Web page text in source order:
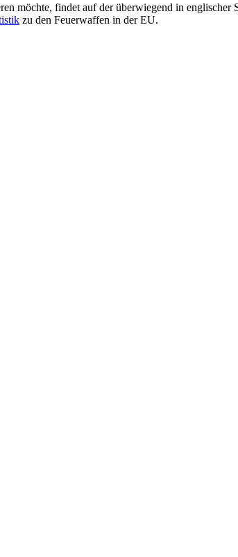
möchte, findet auf der überwiegend in englischer
zu den Feuerwaffen in der EU.